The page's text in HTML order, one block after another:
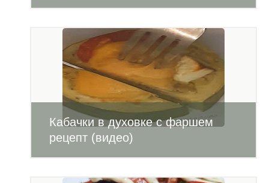
Кабачки в духовке с фаршем
рецепт (видео)